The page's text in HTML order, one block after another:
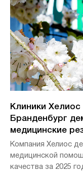
Клиники
Бранденбург
медицинские
Компания Хелиос
медицинской
качества за 2025